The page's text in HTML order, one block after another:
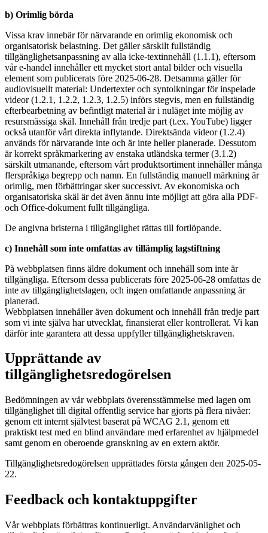
b) Orimlig börda
Vissa krav innebär för närvarande en orimlig ekonomisk och
organisatorisk belastning. Det gäller särskilt fullständig
tillgänglighetsanpassning av alla icke-textinnehåll (1.1.1), eftersom
vår e-handel innehåller ett mycket stort antal bilder och visuella
element som publicerats före 2025-06-28. Detsamma gäller för
audiovisuellt material: Undertexter och syntolkningar för inspelade
videor (1.2.1, 1.2.2, 1.2.3, 1.2.5) införs stegvis, men en fullständig
efterbearbetning av befintligt material är i nuläget inte möjlig av
resursmässiga skäl. Innehåll från tredje part (t.ex. YouTube) ligger
också utanför vårt direkta inflytande. Direktsända videor (1.2.4)
används för närvarande inte och är inte heller planerade. Dessutom
är korrekt språkmarkering av enstaka utländska termer (3.1.2)
särskilt utmanande, eftersom vårt produktsortiment innehåller många
flerspråkiga begrepp och namn. En fullständig manuell märkning är
orimlig, men förbättringar sker successivt. Av ekonomiska och
organisatoriska skäl är det även ännu inte möjligt att göra alla PDF-
och Office-dokument fullt tillgängliga.
De angivna bristerna i tillgänglighet rättas till fortlöpande.
c) Innehåll som inte omfattas av tillämplig lagstiftning
På webbplatsen finns äldre dokument och innehåll som inte är
tillgängliga. Eftersom dessa publicerats före 2025-06-28 omfattas de
inte av tillgänglighetslagen, och ingen omfattande anpassning är
planerad.
Webbplatsen innehåller även dokument och innehåll från tredje part
som vi inte själva har utvecklat, finansierat eller kontrollerat. Vi kan
därför inte garantera att dessa uppfyller tillgänglighetskraven.
Upprättande av
tillgänglighetsredogörelsen
Bedömningen av vår webbplats överensstämmelse med lagen om
tillgänglighet till digital offentlig service har gjorts på flera nivåer:
genom ett internt självtest baserat på WCAG 2.1, genom ett
praktiskt test med en blind användare med erfarenhet av hjälpmedel
samt genom en oberoende granskning av en extern aktör.
Tillgänglighetsredogörelsen upprättades första gången den 2025-05-
22.
Feedback och kontaktuppgifter
Vår webbplats förbättras kontinuerligt. Användarvänlighet och